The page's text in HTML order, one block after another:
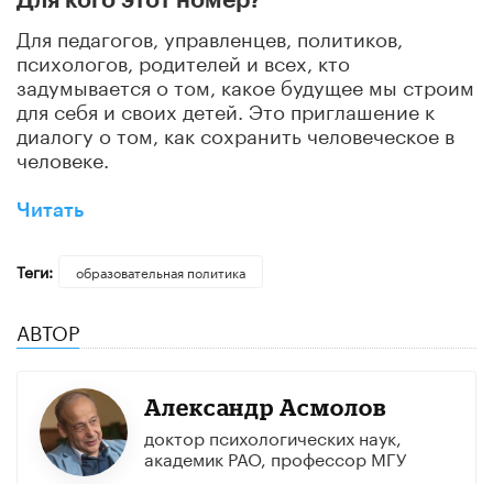
Для педагогов, управленцев, политиков,
психологов, родителей и всех, кто
задумывается о том, какое будущее мы строим
для себя и своих детей. Это приглашение к
диалогу о том, как сохранить человеческое в
человеке.
Читать
Теги: образовательная политика
АВТОР
Александр Асмолов
доктор психологических наук,
академик РАО, профессор МГУ